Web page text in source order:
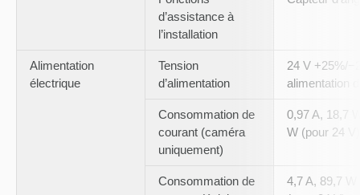
d’assistance à
l’installation
Alimentation
électrique
Tension
d’alimentation
24 V +25%/
alimentation
Consommation de
courant (caméra
uniquement)
0,97 A, 18,7
W (pour 24 V)
Consommation de
4,7 A, 89,7